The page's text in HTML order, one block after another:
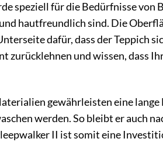
speziell für die Bedürfnisse von
hautfreundlich sind. Die
dafür, dass der Teppich
zurücklehnen und wissen, dass
gewährleisten eine lange
werden. So bleibt er auch
II ist somit eine